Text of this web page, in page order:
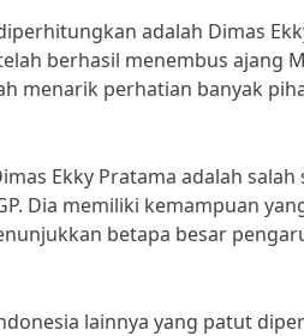
adalah Dimas
berhasil menembus ajang
menarik perhatian banyak
Ekky Pratama adalah
Dia memiliki kemampuan
betapa besar
lainnya yang patut